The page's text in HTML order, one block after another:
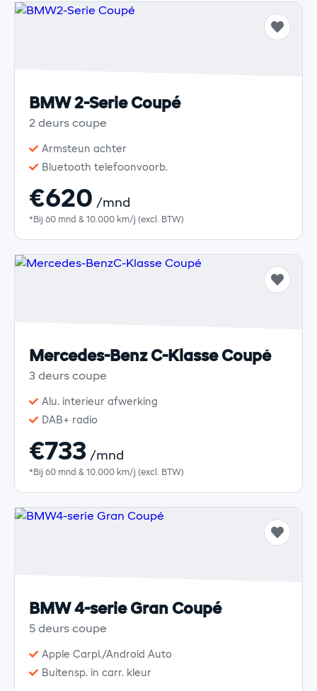
BMW 2-Serie Coupé
2 deurs coupe
Armsteun achter
Bluetooth telefoonvoorb.
€620 /mnd
*Bij 60 mnd & 10.000 km/j (excl. BTW)
Mercedes-Benz C-Klasse Coupé
3 deurs coupe
Alu. interieur afwerking
DAB+ radio
€733 /mnd
*Bij 60 mnd & 10.000 km/j (excl. BTW)
BMW 4-serie Gran Coupé
5 deurs coupe
Apple Carpl./Android Auto
Buitensp. in carr. kleur